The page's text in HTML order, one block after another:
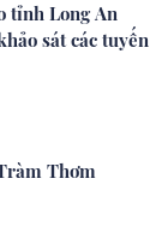
tỉnh Long An
sát các tuyến
Thơm